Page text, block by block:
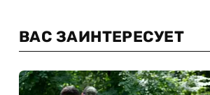
ВАС ЗАИНТЕРЕСУЕТ